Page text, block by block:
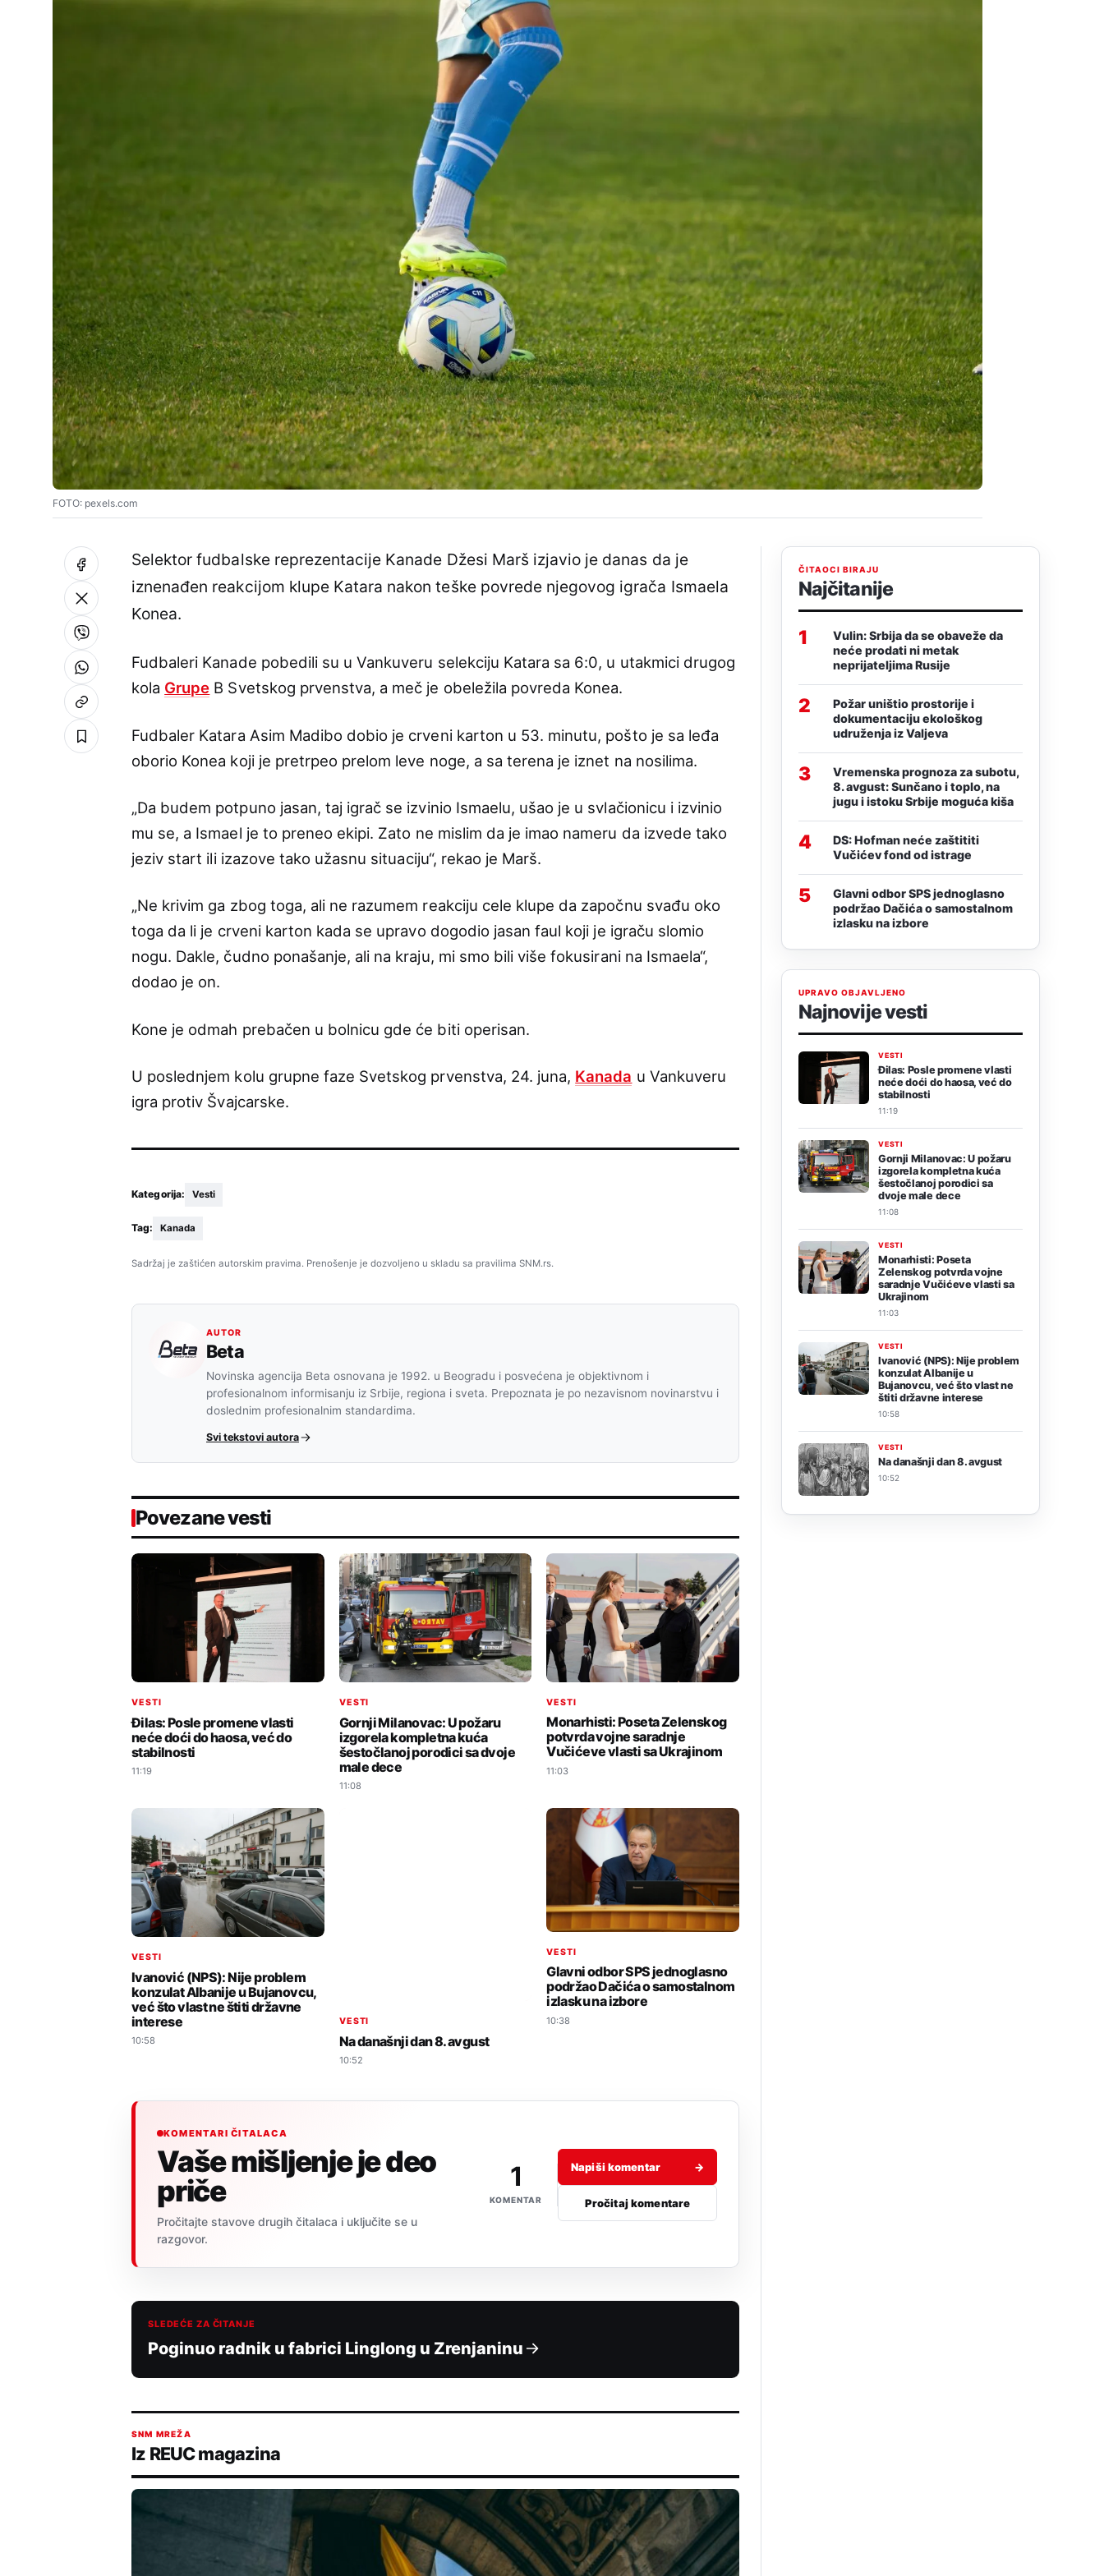
FOTO: pexels.com
Selektor fudbalske reprezentacije Kanade Džesi Marš izjavio je danas da je
iznenađen reakcijom klupe Katara nakon teške povrede njegovog igrača Ismaela
Konea.
Fudbaleri Kanade pobedili su u Vankuveru selekciju Katara sa 6:0, u utakmici drugog
kola Grupe B Svetskog prvenstva, a meč je obeležila povreda Konea.
Fudbaler Katara Asim Madibo dobio je crveni karton u 53. minutu, pošto je sa leđa
oborio Konea koji je pretrpeo prelom leve noge, a sa terena je iznet na nosilima.
„Da budem potpuno jasan, taj igrač se izvinio Ismaelu, ušao je u svlačionicu i izvinio
mu se, a Ismael je to preneo ekipi. Zato ne mislim da je imao nameru da izvede tako
jeziv start ili izazove tako užasnu situaciju“, rekao je Marš.
„Ne krivim ga zbog toga, ali ne razumem reakciju cele klupe da započnu svađu oko
toga da li je crveni karton kada se upravo dogodio jasan faul koji je igraču slomio
nogu. Dakle, čudno ponašanje, ali na kraju, mi smo bili više fokusirani na Ismaela“,
dodao je on.
Kone je odmah prebačen u bolnicu gde će biti operisan.
U poslednjem kolu grupne faze Svetskog prvenstva, 24. juna, Kanada u Vankuveru
igra protiv Švajcarske.
Kategorija: Vesti
Tag: Kanada
Sadržaj je zaštićen autorskim pravima. Prenošenje je dozvoljeno u skladu sa pravilima SNM.rs.
AUTOR
Beta
Novinska agencija Beta osnovana je 1992. u Beogradu i posvećena je objektivnom i
profesionalnom informisanju iz Srbije, regiona i sveta. Prepoznata je po nezavisnom novinarstvu i
doslednim profesionalnim standardima.
Svi tekstovi autora
Povezane vesti
VESTI
Đilas: Posle promene vlasti
neće doći do haosa, već do
stabilnosti
11:19
VESTI
Gornji Milanovac: U požaru
izgorela kompletna kuća
šestočlanoj porodici sa dvoje
male dece
11:08
VESTI
Monarhisti: Poseta Zelenskog
potvrda vojne saradnje
Vučićeve vlasti sa Ukrajinom
11:03
VESTI
Ivanović (NPS): Nije problem
konzulat Albanije u Bujanovcu,
već što vlast ne štiti državne
interese
10:58
VESTI
Na današnji dan 8. avgust
10:52
VESTI
Glavni odbor SPS jednoglasno
podržao Dačića o samostalnom
izlasku na izbore
10:38
KOMENTARI ČITALACA
Vaše mišljenje je deo
priče
Pročitajte stavove drugih čitalaca i uključite se u
razgovor.
1
KOMENTAR
Napiši komentar →
Pročitaj komentare
SLEDEĆE ZA ČITANJE
Poginuo radnik u fabrici Linglong u Zrenjaninu
SNM MREŽA
Iz REUC magazina
ČITAOCI BIRAJU
Najčitanije
1
Vulin: Srbija da se obaveže da
neće prodati ni metak
neprijateljima Rusije
2
Požar uništio prostorije i
dokumentaciju ekološkog
udruženja iz Valjeva
3
Vremenska prognoza za subotu,
8. avgust: Sunčano i toplo, na
jugu i istoku Srbije moguća kiša
4
DS: Hofman neće zaštititi
Vučićev fond od istrage
5
Glavni odbor SPS jednoglasno
podržao Dačića o samostalnom
izlasku na izbore
UPRAVO OBJAVLJENO
Najnovije vesti
VESTI
Đilas: Posle promene vlasti
neće doći do haosa, već do
stabilnosti
11:19
VESTI
Gornji Milanovac: U požaru
izgorela kompletna kuća
šestočlanoj porodici sa
dvoje male dece
11:08
VESTI
Monarhisti: Poseta
Zelenskog potvrda vojne
saradnje Vučićeve vlasti sa
Ukrajinom
11:03
VESTI
Ivanović (NPS): Nije problem
konzulat Albanije u
Bujanovcu, već što vlast ne
štiti državne interese
10:58
VESTI
Na današnji dan 8. avgust
10:52